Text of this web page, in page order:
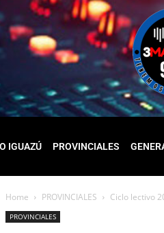
IGUAZÚ PROVINCIALES
Home PROVINCIALES Ciclo lectivo
PROVINCIALES